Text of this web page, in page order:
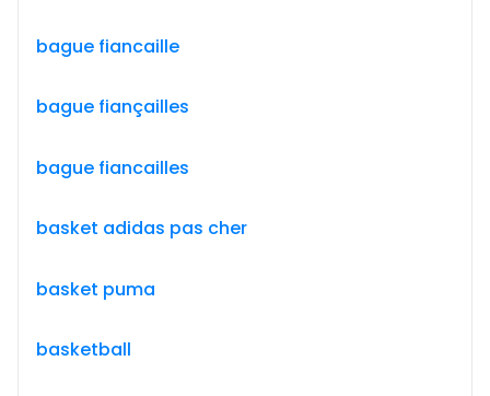
bague fiancaille
bague fiançailles
bague fiancailles
basket adidas pas cher
basket puma
basketball